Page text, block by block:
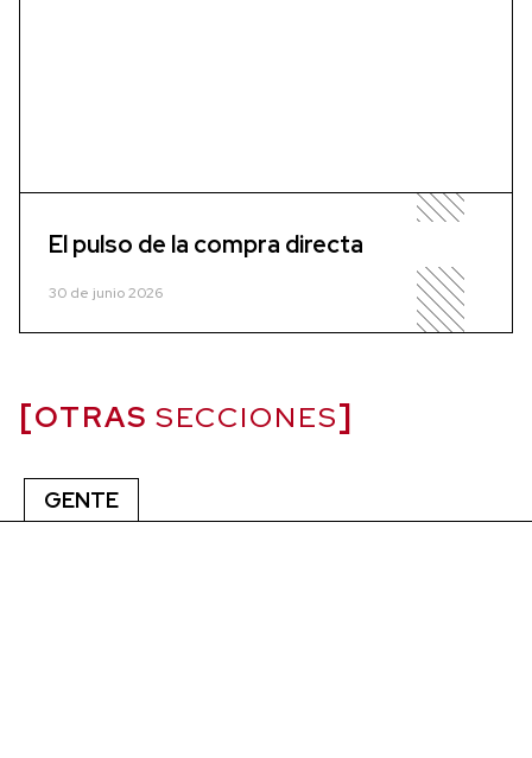
El pulso de la compra directa
30 de junio 2026
OTRAS SECCIONES
GENTE